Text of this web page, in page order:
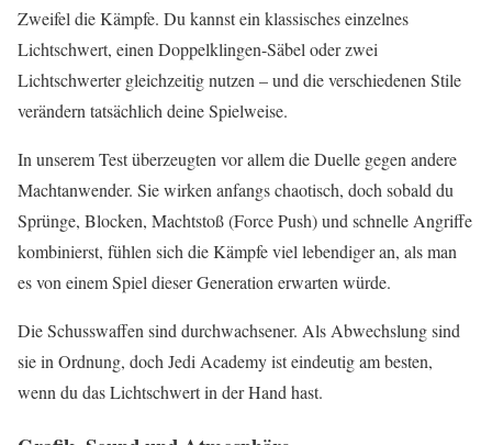
Zweifel die Kämpfe. Du kannst ein klassisches einzelnes
Lichtschwert, einen Doppelklingen-Säbel oder zwei
Lichtschwerter gleichzeitig nutzen – und die verschiedenen Stile
verändern tatsächlich deine Spielweise.
In unserem Test überzeugten vor allem die Duelle gegen andere
Machtanwender. Sie wirken anfangs chaotisch, doch sobald du
Sprünge, Blocken, Machtstoß (Force Push) und schnelle Angriffe
kombinierst, fühlen sich die Kämpfe viel lebendiger an, als man
es von einem Spiel dieser Generation erwarten würde.
Die Schusswaffen sind durchwachsener. Als Abwechslung sind
sie in Ordnung, doch Jedi Academy ist eindeutig am besten,
wenn du das Lichtschwert in der Hand hast.